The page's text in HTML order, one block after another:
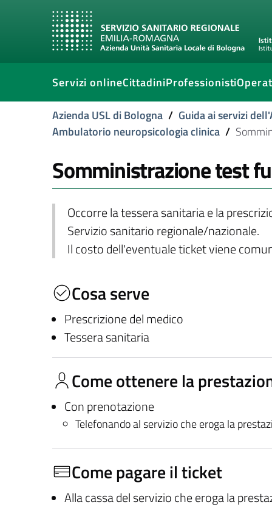
Servizi onlineCittadiniProfessionisti
Azienda USL di Bologna / Guida ai servizi
Ambulatorio neuropsicologia clinica /
Somministrazione test
Occorre la tessera sanitaria e la
Servizio sanitario regionale/nazionale.
Il costo dell'eventuale ticket viene
Cosa serve
Prescrizione del medico
Tessera sanitaria
Come ottenere la
Con prenotazione
Telefonando al servizio che eroga la
Come pagare il ticket
Alla cassa del servizio che eroga la